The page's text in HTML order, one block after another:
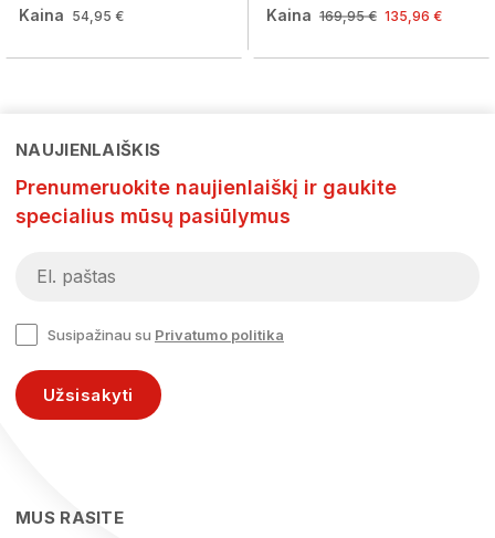
Kaina 54,95 € Kaina 169,95 € 135,96 €
NAUJIENLAIŠKIS
Prenumeruokite naujienlaiškį ir gaukite
specialius mūsų pasiūlymus
Susipažinau su Privatumo politika
Užsisakyti
MUS RASITE